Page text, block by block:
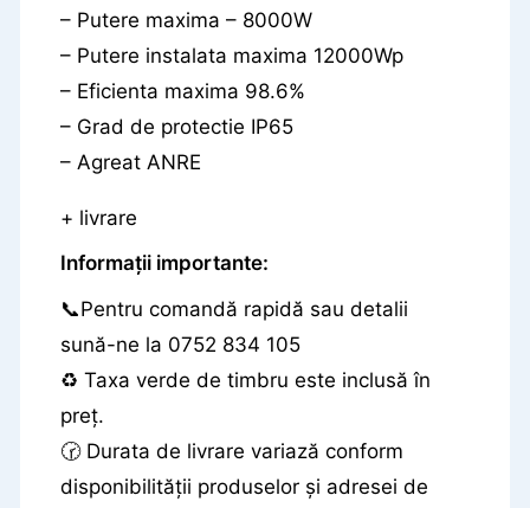
– Putere maxima – 8000W
– Putere instalata maxima 12000Wp
– Eficienta maxima 98.6%
– Grad de protectie IP65
– Agreat ANRE
+ livrare
Informații importante:
📞Pentru comandă rapidă sau detalii
sună-ne la 0752 834 105
♻️ Taxa verde de timbru este inclusă în
preț.
🕝 Durata de livrare variază conform
disponibilității produselor și adresei de